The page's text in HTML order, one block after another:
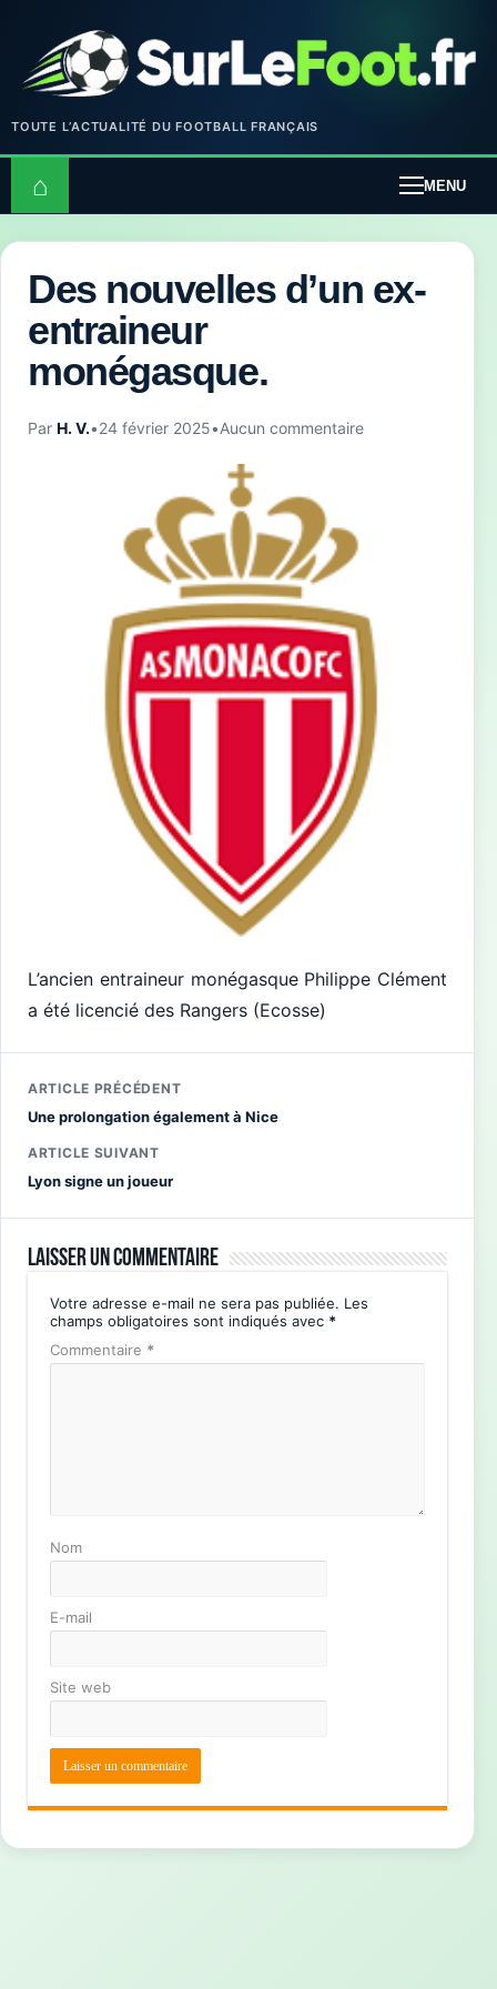
TOUTE L’ACTUALITÉ DU FOOTBALL FRANÇAIS
⌂ MENU
Des nouvelles d’un ex-
entraineur
monégasque.
Par H. V.•24 février 2025•Aucun commentaire
L’ancien entraineur monégasque Philippe Clément
a été licencié des Rangers (Ecosse)
ARTICLE PRÉCÉDENT
Une prolongation également à Nice
ARTICLE SUIVANT
Lyon signe un joueur
Laisser un commentaire
Votre adresse e-mail ne sera pas publiée. Les
champs obligatoires sont indiqués avec *
Commentaire *
Nom
E-mail
Site web